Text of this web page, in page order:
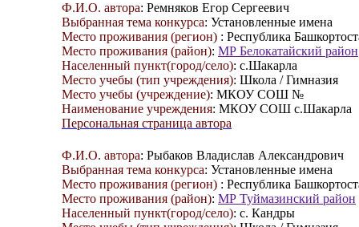
Ф.И.О. автора: Ремняков Егор Сергеевич
Выбранная тема конкурса: Установленные имена
Место проживания (регион) : Республика
Место проживания (район): МР Белокатайский район
Населенный пункт(город/село): с.Шакарла
Место учебы (тип учреждения): Школа / Гимназия
Место учебы (учреждение): МКОУ СОШ №
Наименование учреждения: МКОУ СОШ с.Шакарла
Персональная страница автора
Ф.И.О. автора: Рыбаков Владислав Александрович
Выбранная тема конкурса: Установленные имена
Место проживания (регион) : Республика
Место проживания (район): МР Туймазинский район
Населенный пункт(город/село): с. Кандры